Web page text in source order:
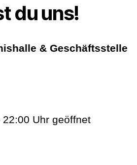
du uns!
& Geschäftsstelle
Uhr geöffnet